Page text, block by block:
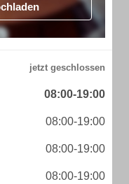
08:00-19:00
08:00-19:00
08:00-19:00
08:00-19:00